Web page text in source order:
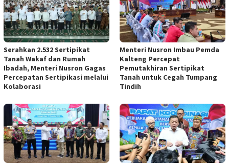
Serahkan 2.532 Sertipikat
Tanah Wakaf dan Rumah
Ibadah, Menteri Nusron Gagas
Percepatan Sertipikasi melalui
Kolaborasi
Menteri Nusron Imbau Pemda
Kalteng Percepat
Pemutakhiran Sertipikat
Tanah untuk Cegah Tumpang
Tindih